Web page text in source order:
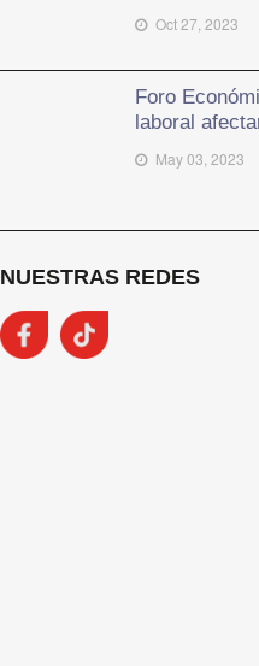
Oct 27, 2023
Foro
laboral
May 03, 2023
NUESTRAS REDES